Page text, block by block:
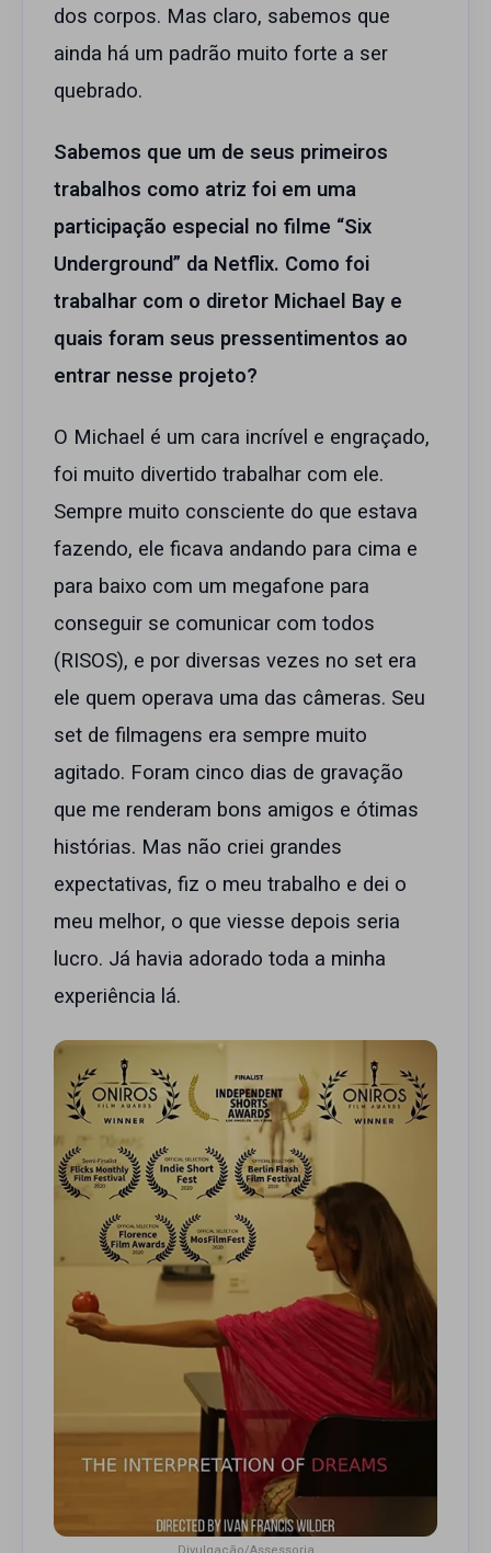
dos corpos. Mas claro, sabemos que
ainda há um padrão muito forte a ser
quebrado.
Sabemos que um de seus primeiros
trabalhos como atriz foi em uma
participação especial no filme “Six
Underground” da Netflix. Como foi
trabalhar com o diretor Michael Bay e
quais foram seus pressentimentos ao
entrar nesse projeto?
O Michael é um cara incrível e engraçado,
foi muito divertido trabalhar com ele.
Sempre muito consciente do que estava
fazendo, ele ficava andando para cima e
para baixo com um megafone para
conseguir se comunicar com todos
(RISOS), e por diversas vezes no set era
ele quem operava uma das câmeras. Seu
set de filmagens era sempre muito
agitado. Foram cinco dias de gravação
que me renderam bons amigos e ótimas
histórias. Mas não criei grandes
expectativas, fiz o meu trabalho e dei o
meu melhor, o que viesse depois seria
lucro. Já havia adorado toda a minha
experiência lá.